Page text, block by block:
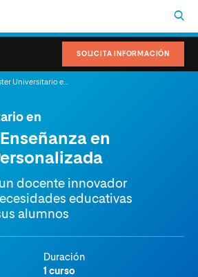
SOLICITA INFORMACIÓN
en
en
un docente innovador
educativas
alumnos
Duración
1 curso